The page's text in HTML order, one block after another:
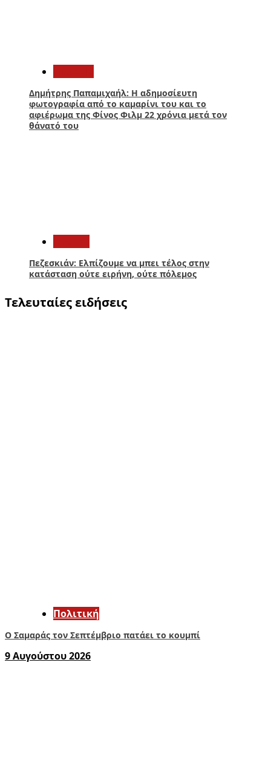
Δημήτρης Παπαμιχαήλ: Η αδημοσίευτη
φωτογραφία από το καμαρίνι του και το
αφιέρωμα της Φίνος Φιλμ 22 χρόνια μετά τον
θάνατό του
Πεζεσκιάν: Ελπίζουμε να μπει τέλος στην
κατάσταση ούτε ειρήνη, ούτε πόλεμος
Τελευταίες ειδήσεις
Πολιτική
Ο Σαμαράς τον Σεπτέμβριο πατάει το κουμπί
9 Αυγούστου 2026